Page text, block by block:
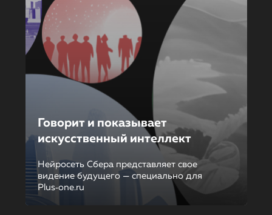
Говорит и показывает
искусственный интеллект
Нейросеть Сбера представляет свое
видение будущего — специально для
Plus‑one.ru